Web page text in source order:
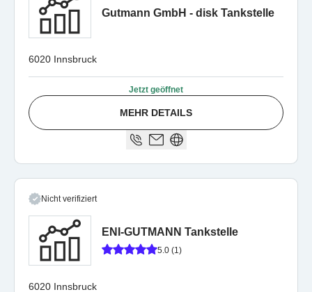
Gutmann GmbH - disk Tankstelle
6020 Innsbruck
Jetzt geöffnet
MEHR DETAILS
Nicht verifiziert
ENI-GUTMANN Tankstelle
5.0 (1)
6020 Innsbruck